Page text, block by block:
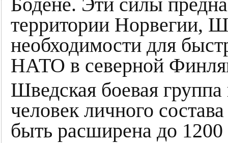
Бодене. Эти силы
территории Норвегии,
необходимости для
НАТО в северной
Шведская боевая
человек личного
быть расширена до